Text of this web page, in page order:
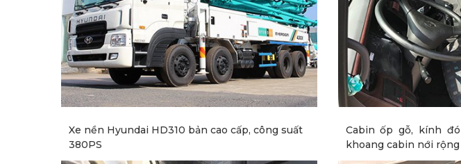
Xe nền Hyundai HD310 bản cao cấp, công suất
380PS
Cabin ốp gỗ, kính
khoang cabin nới